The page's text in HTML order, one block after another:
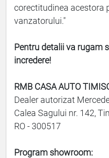
corectitudinea acestora
vanzatorului."
Pentru detalii va rugam
incredere!
RMB CASA AUTO
Dealer autorizat
Calea Sagului nr. 142,
RO - 300517
Program showroom: